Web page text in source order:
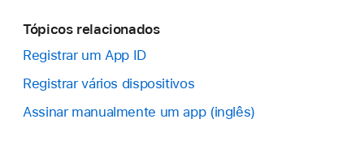
Tópicos relacionados
Registrar um App ID
Registrar vários dispositivos
Assinar manualmente um app